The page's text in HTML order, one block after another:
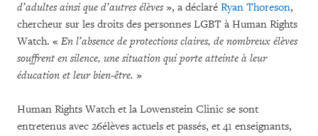
d’adultes ainsi que d’autres élèves», a déclaré Ryan Thoreson,
chercheur sur les droits des personnes LGBT à Human Rights
Watch. « En l’absence de protections claires, de nombreux élèves
souffrent en silence, une situation qui porte atteinte à leur
éducation et leur bien-être. »
Human Rights Watch et la Lowenstein Clinic se sont
entretenus avec 26élèves actuels et passés, et 41 enseignants,